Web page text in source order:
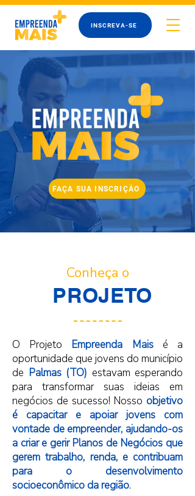
INSCREVA-SE
FAÇA SUA INSCRIÇÃO
Conheça o
PROJETO
O Projeto Empreenda Maisé a
oportunidade que jovens do município
de Palmas (TO) estavam esperando
para transformar suas ideias em
negócios de sucesso! Nosso objetivo
é capacitar e apoiar jovens com
vontade de empreender, ajudando-os
a criar e gerir Planos de Negócios que
gerem trabalho, renda, e contribuam
para o desenvolvimento
socioeconômico da região.